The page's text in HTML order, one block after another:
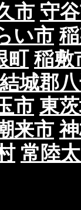
市 守
い市
町 稲敷
結城郡
市 東
来市
常陸